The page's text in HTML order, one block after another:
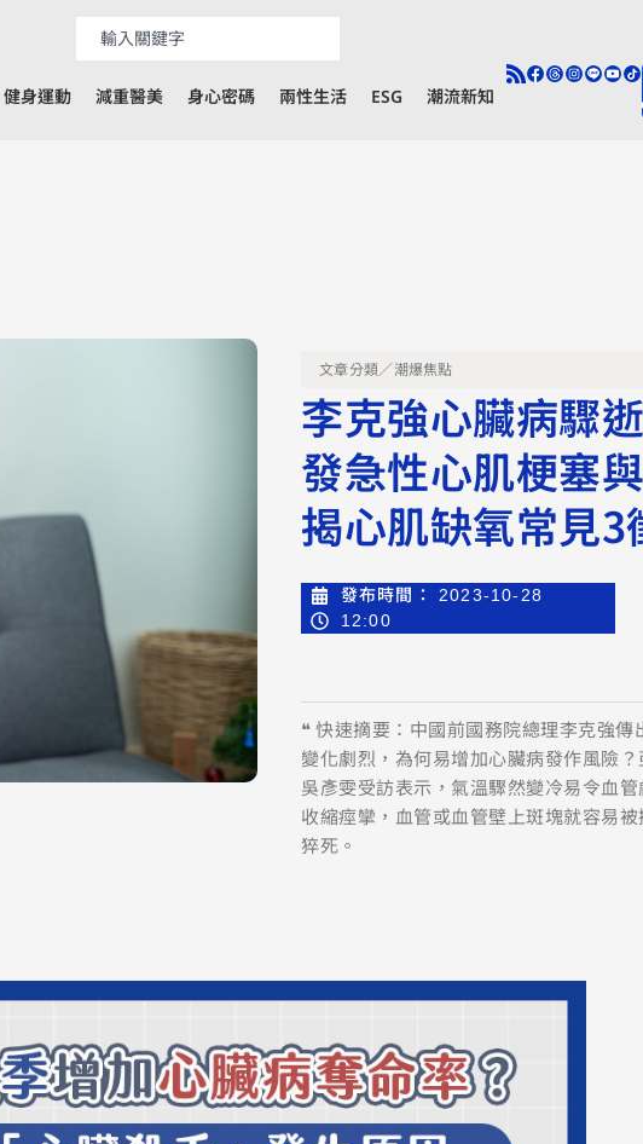
健身運動 減重醫美 身心密碼 兩性生活 ESG 潮流新知
文章分類／潮爆焦點
李克強心臟病驟
發急性心肌梗塞
揭心肌缺氧常見3
發布時間：
2023-10-28
12:00
❝ 快速摘要：中國前國務院總理李克強
變化劇烈，為何易增加心臟病發作風險
吳彥雯受訪表示，氣溫驟然變冷易令血
收縮痙攣，血管或血管壁上斑塊就容易
猝死。